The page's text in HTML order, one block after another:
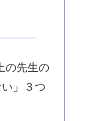
の先生の
い」３つ